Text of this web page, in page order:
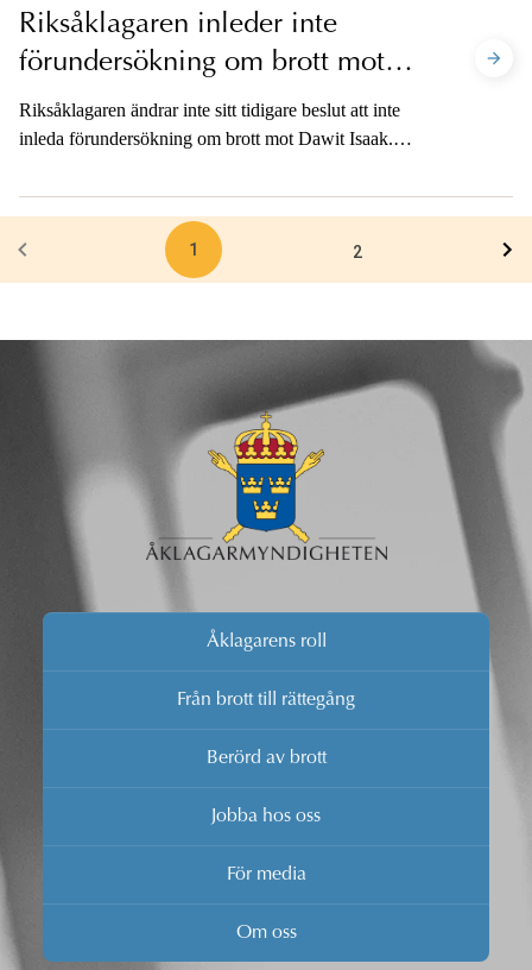
Riksåklagaren inleder inte
förundersökning om brott mot
Dawit Isaak
Riksåklagaren ändrar inte sitt tidigare beslut att inte
inleda förundersökning om brott mot Dawit Isaak.
brottsutredning under rådande förhållanden skulle
minska möjligheterna att få Dawit Isaak frigiven.
1 2
Åklagarens roll
Från brott till rättegång
Berörd av brott
Jobba hos oss
För media
Om oss